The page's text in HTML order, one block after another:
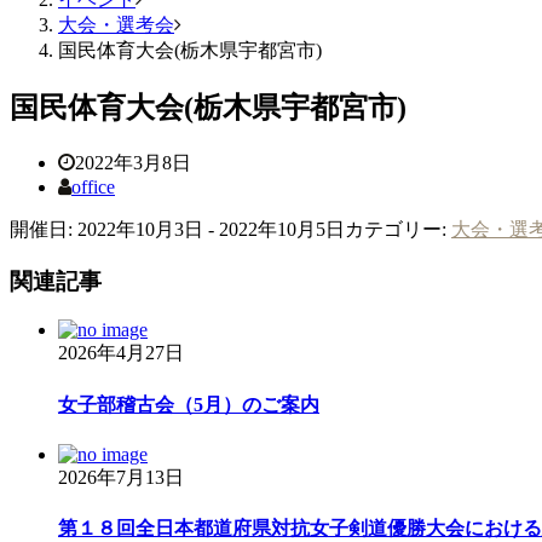
大会・選考会
国民体育大会(栃木県宇都宮市)
国民体育大会(栃木県宇都宮市)
2022年3月8日
office
開催日: 2022年10月3日 - 2022年10月5日 カテゴリー: 大会・選
関連記事
2026年4月27日
女子部稽古会（5月）のご案内
2026年7月13日
第１８回全日本都道府県対抗女子剣道優勝大会におけ